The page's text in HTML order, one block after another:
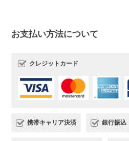
お支払い方法について
クレジットカード
携帯キャリア決済 銀行振込